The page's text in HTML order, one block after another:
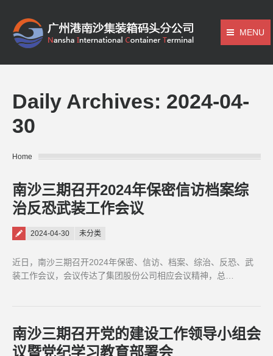
MENU
Daily Archives: 2024-04-
30
You are here:
Home
南沙三期召开2024年保密信访档案综
治反恐武装工作会议
Posted on
2024-04-30 未分类
近日，南沙三期召开2024年保密、信访、档案、综治、反恐、武
装工作会议，会议传达了集团股份公司相应会议精神，总…
南沙三期召开党的建设工作领导小组会
议暨党纪学习教育部署会